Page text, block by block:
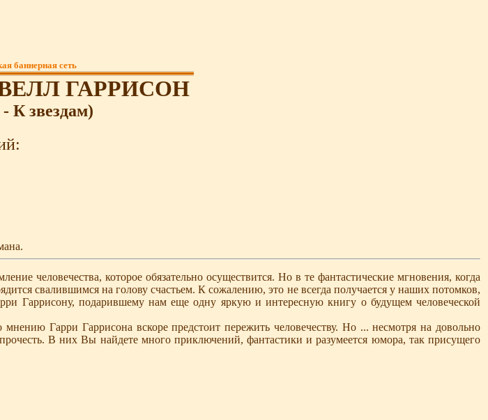
баннерная сеть
ГАРРИСОН
К звездам)
человечества, которое обязательно осуществится. Но в те фантастические мгновения, когда
свалившимся на голову счастьем. К сожалению, это не всегда получается у наших потомков,
Гаррисону, подарившему нам еще одну яркую и интересную книгу о будущем человеческой
Гарри Гаррисона вскоре предстоит пережить человечеству. Но ... несмотря на довольно
В них Вы найдете много приключений, фантастики и разумеется юмора, так присущего